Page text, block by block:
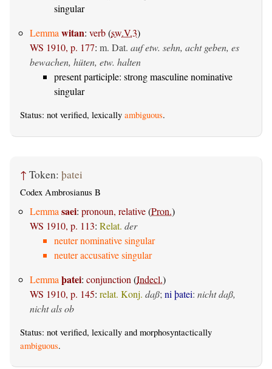
singular
Lemmawitan: verb(sw.V.3)
WS 1910, p. 177: m. Dat. auf etw. sehn, acht geben, es
bewachen, hüten, etw. halten
present participle: strong masculine nominative
singular
Status: not verified, lexically ambiguous.
↑ Token: þatei
Codex Ambrosianus B
Lemma saei: pronoun, relative(Pron.)
WS 1910, p. 113: Relat. der
neuter nominative singular
neuter accusative singular
Lemma þatei: conjunction (Indecl.)
WS 1910, p. 145: relat. Konj. daß; ni þatei: nicht daß,
nicht als ob
Status: not verified, lexically and morphosyntactically
ambiguous.